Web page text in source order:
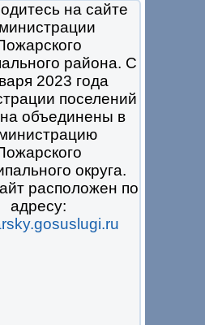
на сайте
района. С
2023 года
поселений
объединены в
округа.
расположен по
адресу: